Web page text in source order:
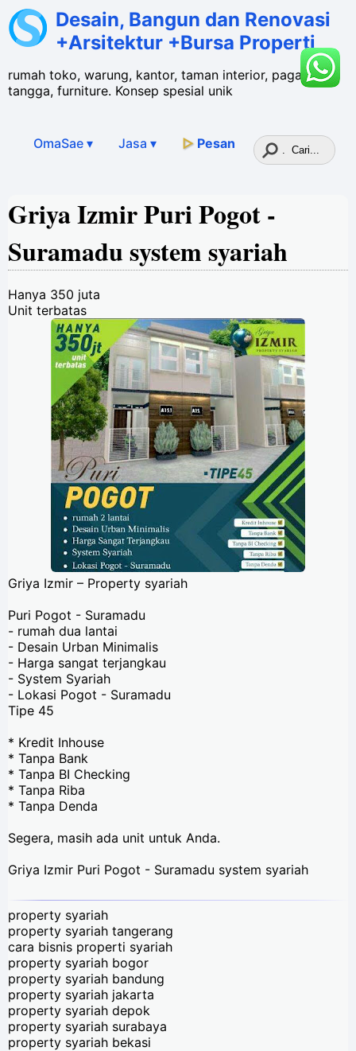
Desain, Bangun dan Renovasi
+Arsitektur +Bursa Properti
rumah toko, warung, kantor, taman interior, pagar,
tangga, furniture. Konsep spesial unik
OmaSae ▾ Jasa ▾ ▷ Pesan
Griya Izmir Puri Pogot -
Suramadu system syariah
Hanya 350 juta
Unit terbatas
Griya Izmir – Property syariah
Puri Pogot - Suramadu
- rumah dua lantai
- Desain Urban Minimalis
- Harga sangat terjangkau
- System Syariah
- Lokasi Pogot - Suramadu
Tipe 45
* Kredit Inhouse
* Tanpa Bank
* Tanpa BI Checking
* Tanpa Riba
* Tanpa Denda
Segera, masih ada unit untuk Anda.
Griya Izmir Puri Pogot - Suramadu system syariah
property syariah
property syariah tangerang
cara bisnis properti syariah
property syariah bogor
property syariah bandung
property syariah jakarta
property syariah depok
property syariah surabaya
property syariah bekasi